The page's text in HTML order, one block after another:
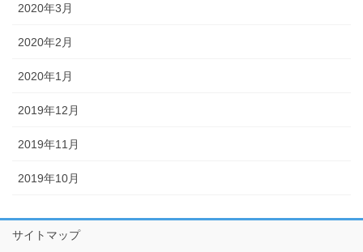
2020年3月
2020年2月
2020年1月
2019年12月
2019年11月
2019年10月
サイトマップ